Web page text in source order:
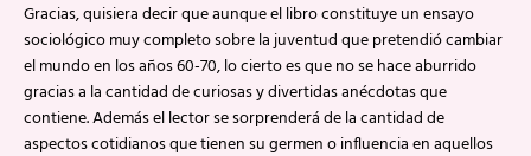
Gracias, quisiera decir que aunque el libro constituye un ensayo
sociológico muy completo sobre la juventud que pretendió cambiar
el mundo en los años 60-70, lo cierto es que no se hace aburrido
gracias a la cantidad de curiosas y divertidas anécdotas que
contiene. Además el lector se sorprenderá de la cantidad de
aspectos cotidianos que tienen su germen o influencia en aquellos